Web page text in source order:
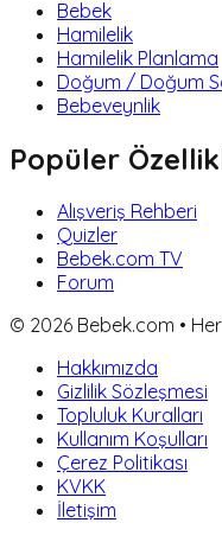
Bebek
Hamilelik
Hamilelik Planlama
Doğum / Doğum
Bebeveynlik
Popüler
Alışveriş Rehberi
Quizler
Bebek.com TV
Forum
© 2026 Bebek.com • Her
Hakkımızda
Gizlilik Sözleşmesi
Topluluk Kuralları
Kullanım Koşulları
Çerez Politikası
KVKK
İletişim